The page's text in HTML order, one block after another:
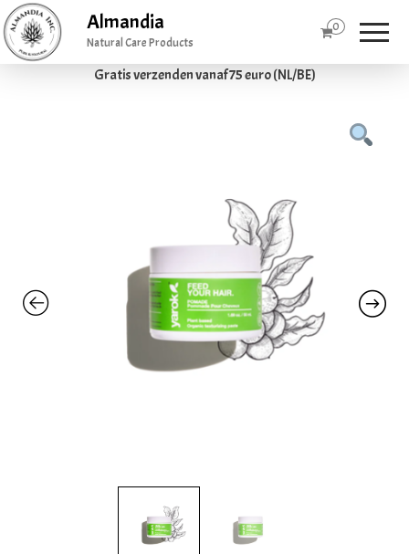
Gratis verzenden vanaf 75 euro (NL/BE)
Almandia
Natural Care Products
0